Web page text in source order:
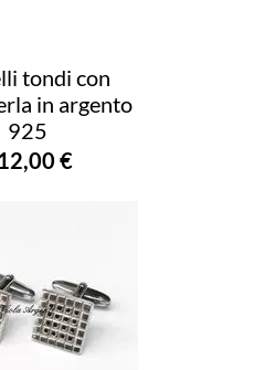
tondi con
in argento
925
€